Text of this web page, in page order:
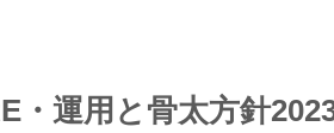
・運用と骨太方針